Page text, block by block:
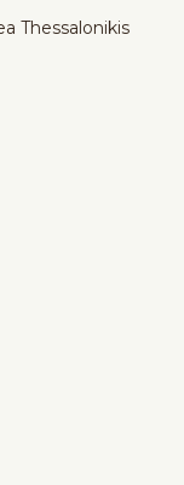
Thessalonikis